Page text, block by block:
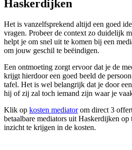
Haskerdijken
Het is vanzelfsprekend altijd een goed
vragen. Probeer de context zo duidelijk
helpt je om snel uit te komen bij een
om jouw geschil te beëindigen.
Een ontmoeting zorgt ervoor dat je de
krijgt hierdoor een goed beeld de
tafel. Het is wel belangrijk dat je door
hij of zij zal toch iemand zijn waar je
Klik op kosten mediatorom direct 3
betaalbare mediators uit Haskerdijken op
inzicht te krijgen in de kosten.